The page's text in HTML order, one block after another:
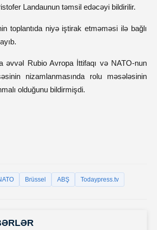
Landaunun təmsil edəcəyi bildirilir.
toplantıda niyə iştirak etməməsi ilə bağlı
əvvəl Rubio Avropa İttifaqı və NATO-nun
nizamlanmasında rolu məsələsinin
olduğunu bildirmişdi.
Brüssel ABŞ Todaypress.tv